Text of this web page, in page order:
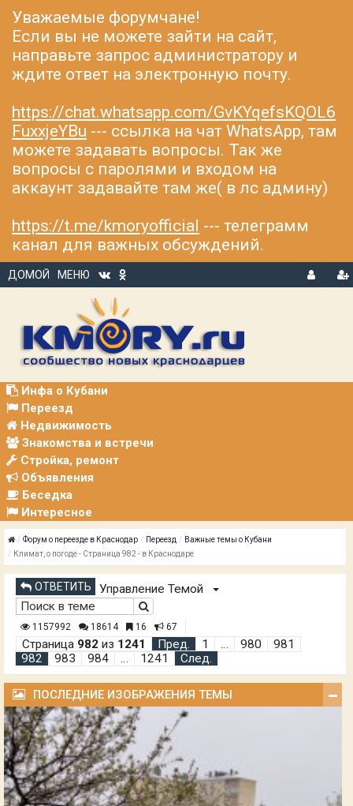
Уважаемые форумчане!
Если вы не можете зайти на сайт,
направьте запрос администратору и
ждите ответ на электронную почту.
https://chat.whatsapp.com/GvKYqefsKQOL6
FuxxjeYBu --- ссылка на чат WhatsApp, там
можете задавать вопросы. Так же
вопросы с паролями и входом на
аккаунт задавайте там же( в лс админу)
https://t.me/kmoryofficial --- телеграмм
канал для важных обсуждений.
ДОМОЙ
МЕНЮ
В
Р
Инфа о Кубани
Переезд
Недвижимость
Знакомства и встречи
Стройка, ремонт
Объявления
Беседка
Интересное
Форум о переезде в Краснодар Переезд
Важные темы о Кубани
Климат, о погоде - Страница 982 - в Краснодаре
ОТВЕТИТЬ Управление Темой
1157992 18614 16 67
Страница 982 из 1241 Пред. 1 … 980
981
982
983 984 … 1241 След.
ПОСЛЕДНИЕ ИЗОБРАЖЕНИЯ ТЕМЫ